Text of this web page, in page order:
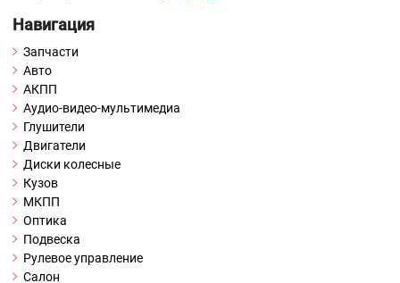
Навигация
Запчасти
Авто
АКПП
Аудио-видео-мультимедиа
Глушители
Двигатели
Диски колесные
Кузов
МКПП
Оптика
Подвеска
Рулевое управление
Салон